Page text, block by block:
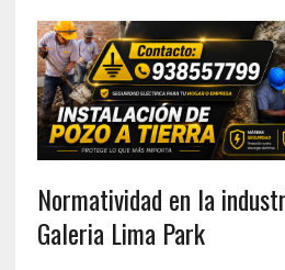
Normatividad en la
Galeria Lima Park